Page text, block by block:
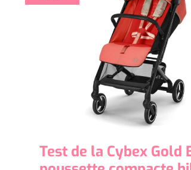
Test de la Cybex Gold